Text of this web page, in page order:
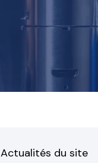
Actualités du site